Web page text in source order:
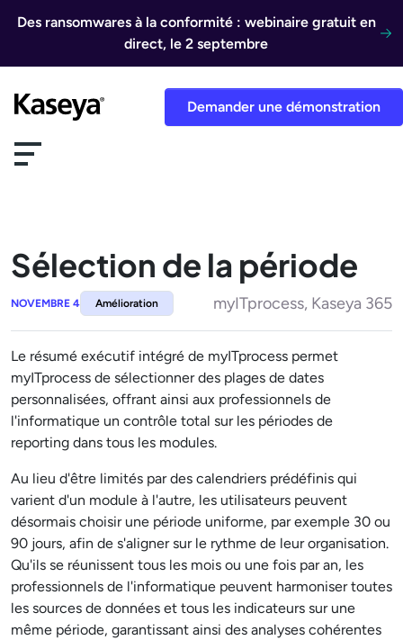
Des ransomwares à la conformité : webinaire gratuit en
direct, le 2 septembre
Demander une démonstration
Sélection de la période
NOVEMBRE 4 Amélioration myITprocess, Kaseya 365
Le résumé exécutif intégré de myITprocess permet
myITprocess de sélectionner des plages de dates
personnalisées, offrant ainsi aux professionnels de
l'informatique un contrôle total sur les périodes de
reporting dans tous les modules.
Au lieu d'être limités par des calendriers prédéfinis qui
varient d'un module à l'autre, les utilisateurs peuvent
désormais choisir une période uniforme, par exemple 30 ou
90 jours, afin de s'aligner sur le rythme de leur organisation.
Qu'ils se réunissent tous les mois ou une fois par an, les
professionnels de l'informatique peuvent harmoniser toutes
les sources de données et tous les indicateurs sur une
même période, garantissant ainsi des analyses cohérentes